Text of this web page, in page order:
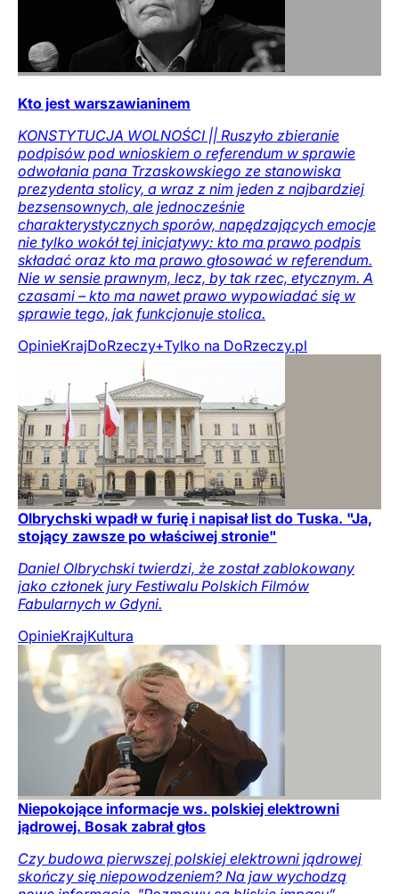
Kto jest warszawianinem
KONSTYTUCJA WOLNOŚCI || Ruszyło zbieranie
podpisów pod wnioskiem o referendum w sprawie
odwołania pana Trzaskowskiego ze stanowiska
prezydenta stolicy, a wraz z nim jeden z najbardziej
bezsensownych, ale jednocześnie
charakterystycznych sporów, napędzających emocje
nie tylko wokół tej inicjatywy: kto ma prawo podpis
składać oraz kto ma prawo głosować w referendum.
Nie w sensie prawnym, lecz, by tak rzec, etycznym. A
czasami – kto ma nawet prawo wypowiadać się w
sprawie tego, jak funkcjonuje stolica.
OpinieKrajDoRzeczy+Tylko na DoRzeczy.pl
Olbrychski wpadł w furię i napisał list do Tuska. "Ja,
stojący zawsze po właściwej stronie"
Daniel Olbrychski twierdzi, że został zablokowany
jako członek jury Festiwalu Polskich Filmów
Fabularnych w Gdyni.
OpinieKrajKultura
Niepokojące informacje ws. polskiej elektrowni
jądrowej. Bosak zabrał głos
Czy budowa pierwszej polskiej elektrowni jądrowej
skończy się niepowodzeniem? Na jaw wychodzą